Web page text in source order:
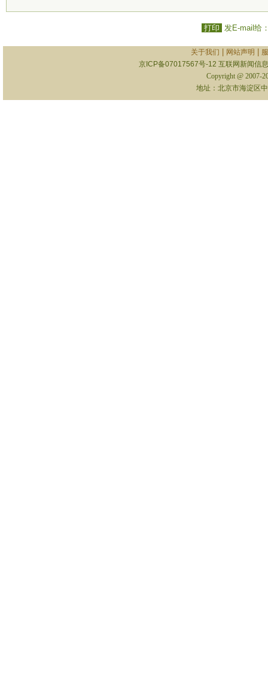
打印 发E-mail给
关于我们 网站声明
京ICP备07017567号-12 互联网新闻信
Copyright @ 2007-
地址：北京市海淀区